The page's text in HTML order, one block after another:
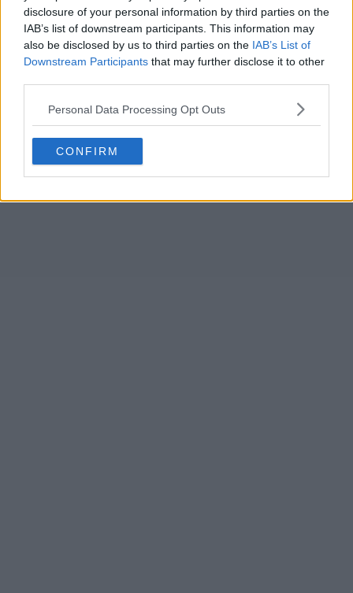
disclosure of your personal information by third parties on the
IAB’s list of downstream participants. This information may
also be disclosed by us to third parties on the IAB’s List of
Downstream Participants that may further disclose it to other
Personal Data Processing Opt Outs
CONFIRM